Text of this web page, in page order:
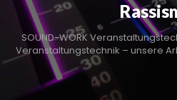
SOUND-WORK
Veranstaltungstechnik – unsere